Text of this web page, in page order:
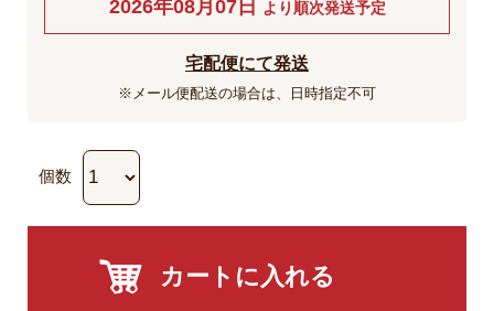
2026年08月07日 より順次発送予定
宅配便にて発送
※メール便配送の場合は、日時指定不可
個数